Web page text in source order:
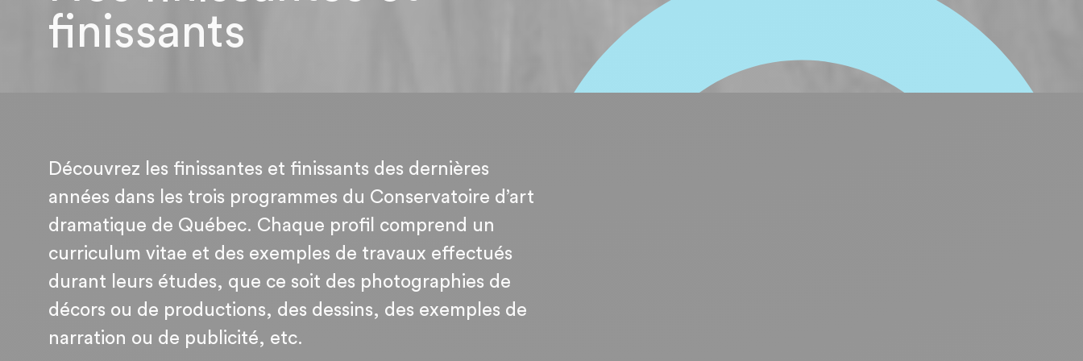
finissants
Découvrez les finissantes et finissants des dernières
années dans les trois programmes du Conservatoire d’art
dramatique de Québec. Chaque profil comprend un
curriculum vitae et des exemples de travaux effectués
durant leurs études, que ce soit des photographies de
décors ou de productions, des dessins, des exemples de
narration ou de publicité, etc.